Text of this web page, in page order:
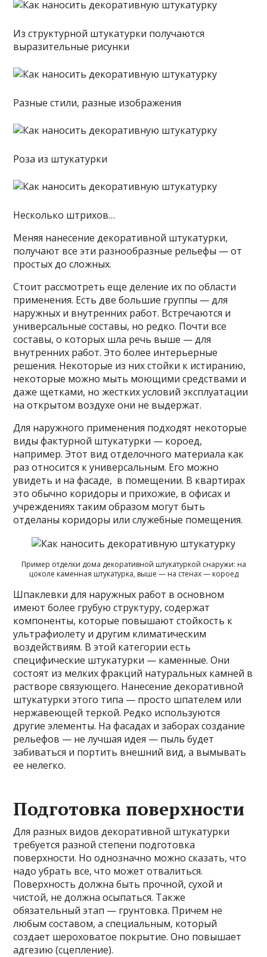
Из структурной штукатурки получаются
выразительные рисунки
Разные стили, разные изображения
Роза из штукатурки
Несколько штрихов…
Меняя нанесение декоративной штукатурки,
получают все эти разнообразные рельефы — от
простых до сложных.
Стоит рассмотреть еще деление их по области
применения. Есть две большие группы — для
наружных и внутренних работ. Встречаются и
универсальные составы, но редко. Почти все
составы, о которых шла речь выше — для
внутренних работ. Это более интерьерные
решения. Некоторые из них стойки к истиранию,
некоторые можно мыть моющими средствами и
даже щетками, но жестких условий эксплуатации
на открытом воздухе они не выдержат.
Для наружного применения подходят некоторые
виды фактурной штукатурки — короед,
например. Этот вид отделочного материала как
раз относится к универсальным. Его можно
увидеть и на фасаде, в помещении. В квартирах
это обычно коридоры и прихожие, в офисах и
учреждениях таким образом могут быть
отделаны коридоры или служебные помещения.
Пример отделки дома декоративной штукатуркой снаружи: на
цоколе каменная штукатурка, выше — на стенах — короед
Шпаклевки для наружных работ в основном
имеют более грубую структуру, содержат
компоненты, которые повышают стойкость к
ультрафиолету и другим климатическим
воздействиям. В этой категории есть
специфические штукатурки — каменные. Они
состоят из мелких фракций натуральных камней в
растворе связующего. Нанесение декоративной
штукатурки этого типа — просто шпателем или
нержавеющей теркой. Редко используются
другие элементы. На фасадах и заборах создание
рельефов — не лучшая идея — пыль будет
забиваться и портить внешний вид, а вымывать
ее нелегко.
Подготовка поверхности
Для разных видов декоративной штукатурки
требуется разной степени подготовка
поверхности. Но однозначно можно сказать, что
надо убрать все, что может отвалиться.
Поверхность должна быть прочной, сухой и
чистой, не должна осыпаться. Также
обязательный этап — грунтовка. Причем не
любым составом, а специальным, который
создает шероховатое покрытие. Оно повышает
адгезию (сцепление).